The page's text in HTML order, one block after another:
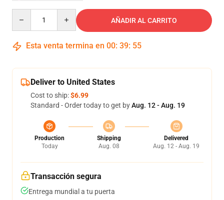
AÑADIR AL CARRITO
Esta venta termina en 00: 39: 54
Deliver to United States
Cost to ship:$6.99
Standard - Order today to get byAug. 12 - Aug. 19
Production
Today
Shipping
Aug. 08
Delivered
Aug. 12 - Aug. 19
Transacción segura
Entrega mundial a tu puerta